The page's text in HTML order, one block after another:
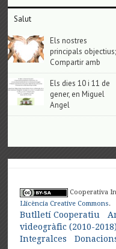
Salut
Els nostres
principals objectius;
Compartir amb
Els dies 10 i 11 de
gener, en Miguel
Angel
Cooperativa
Llicència Creative Commons.
Butlletí Cooperatiu
videogràfic (2010-2018)
Integralces